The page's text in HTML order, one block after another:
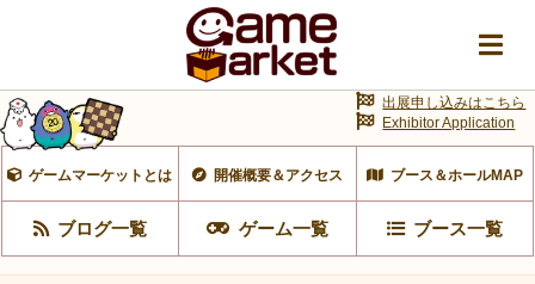
ゲームマーケットとは 開催概要＆アクセス ブース＆ホールMAP
ブログ一覧 ゲーム一覧 ブース一覧
出展申し込みはこちら
Exhibitor Application